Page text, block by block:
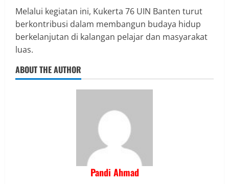
Melalui kegiatan ini, Kukerta 76 UIN Banten turut
berkontribusi dalam membangun budaya hidup
berkelanjutan di kalangan pelajar dan masyarakat
luas.
ABOUT THE AUTHOR
Pandi Ahmad